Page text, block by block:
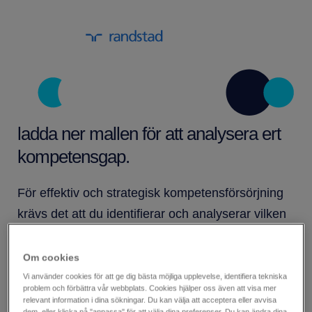
ladda ner mallen för att analysera ert
kompetensgap.
För effektiv och strategisk kompetensförsörjning
krävs det att du identifierar och analyserar vilken
som ni kommer att behöva för att förbli
konkurrenskraftiga. Med den kunskapen kan du
effektivt vägleda medarbetarna till karriärvägar
Om cookies
Vi använder cookies för att ge dig bästa möjliga upplevelse, identifiera tekniska
problem och förbättra vår webbplats. Cookies hjälper oss även att visa mer
relevant information i dina sökningar. Du kan välja att acceptera eller avvisa